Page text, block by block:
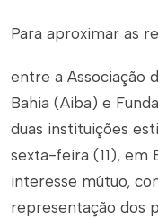
Para aproximar as
entre a Associação
Bahia (Aiba) e
duas instituições
sexta-feira (11), em
interesse mútuo,
representação dos